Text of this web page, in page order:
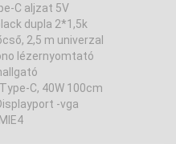
C aljzat 5V
dupla 2*1,5k
2,5 m univerzal
lézernyomtató
C, 40W 100cm
-vga